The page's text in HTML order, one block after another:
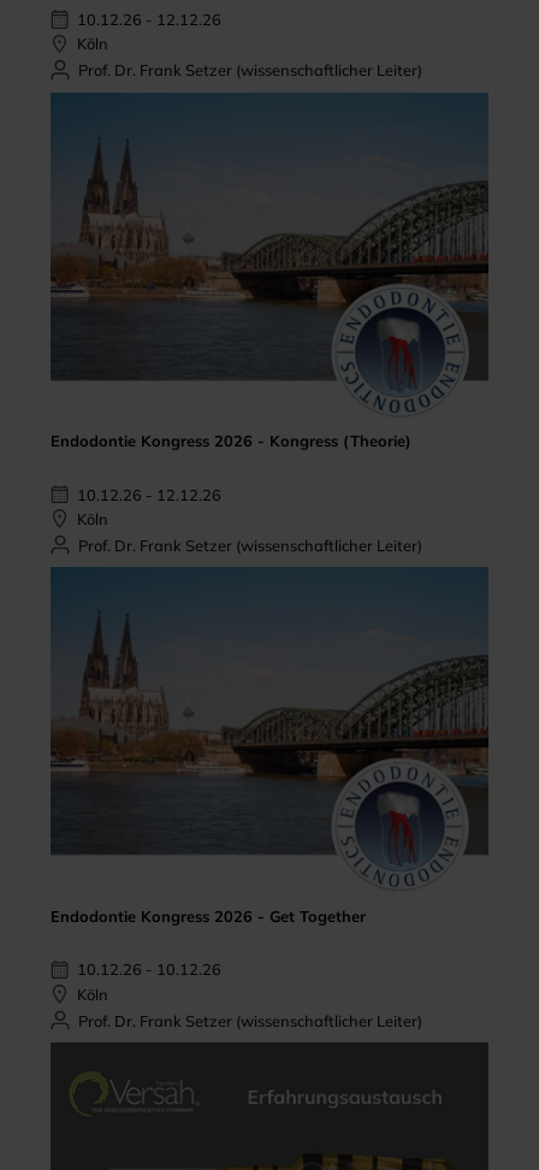
10.12.26 - 12.12.26
Köln
Prof. Dr. Frank Setzer (wissenschaftlicher Leiter)
Endodontie Kongress 2026 - Kongress (Theorie)
10.12.26 - 12.12.26
Köln
Prof. Dr. Frank Setzer (wissenschaftlicher Leiter)
Endodontie Kongress 2026 - Get Together
10.12.26 - 10.12.26
Köln
Prof. Dr. Frank Setzer (wissenschaftlicher Leiter)